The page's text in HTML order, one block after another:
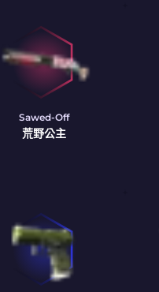
Sawed-Off
荒野公主